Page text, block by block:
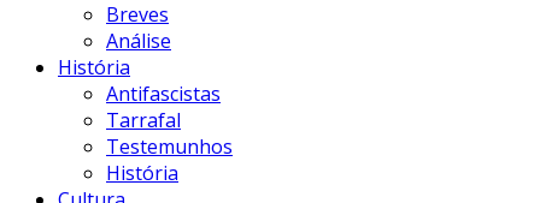
Breves
Análise
História
Antifascistas
Tarrafal
Testemunhos
História